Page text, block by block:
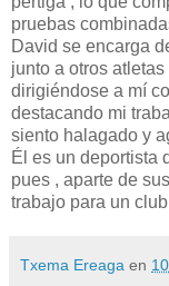
pruebas
David se encarga
junto a otros
dirigiéndose a mí
destacando mi
siento halagado y
Él es un deportista
pues , aparte de
trabajo para un
Txema Ereaga en